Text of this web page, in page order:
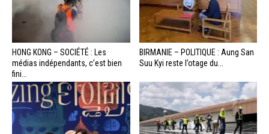
HONG KONG – SOCIÉTÉ : Les
médias indépendants, c’est bien
fini...
BIRMANIE – POLITIQUE : Aung San
Suu Kyi reste l’otage du...